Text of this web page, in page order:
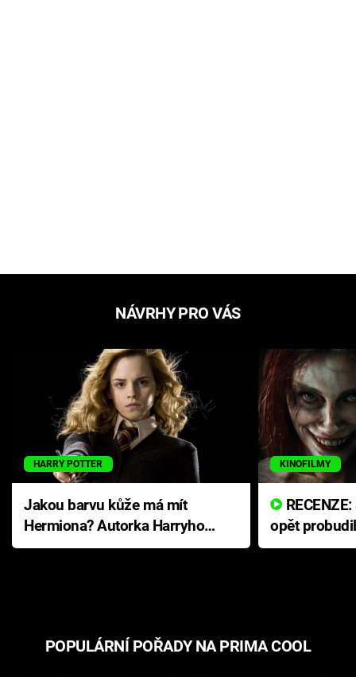
NÁVRHY PRO VÁS
HARRY POTTER
Jakou barvu kůže má mít
Hermiona? Autorka Harryho
Pottera přišla s ráznou
KINOFILMY
opět
přichází s
POPULÁRNÍ POŘADY NA PRIMA COOL